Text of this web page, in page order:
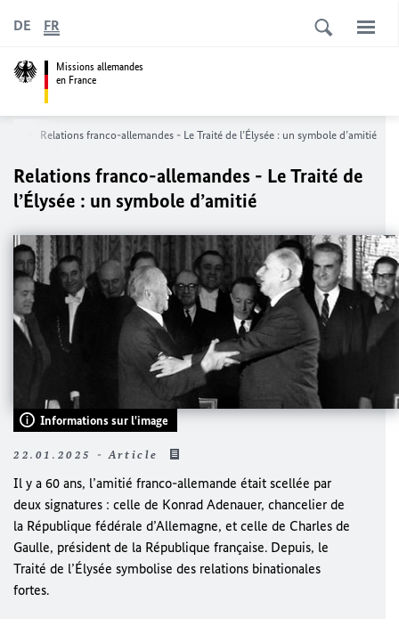
Missions allemandes
en France
DE FR
Relations franco-allemandes - Le Traité de l’Élysée : un symbole d’amitié
Relations franco-allemandes - Le Traité de
l’Élysée : un symbole d’amitié
Informations sur l'image
22.01.2025 - Article
Il y a 60 ans, l’amitié franco-allemande était scellée par
deux signatures : celle de Konrad Adenauer, chancelier de
la République fédérale d’Allemagne, et celle de Charles de
Gaulle, président de la République française. Depuis, le
Traité de l’Élysée symbolise des relations binationales
fortes.